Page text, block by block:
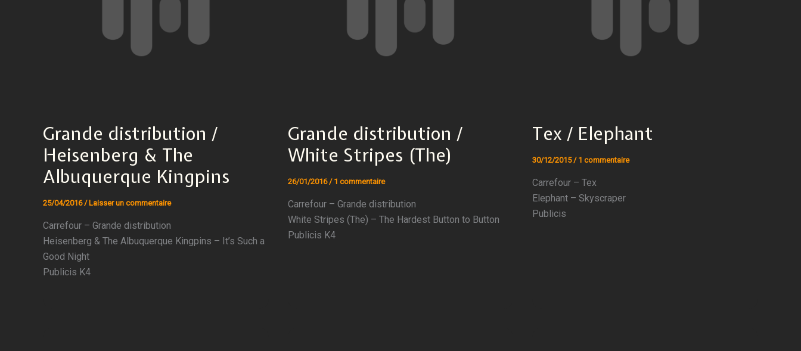
Grande distribution /
Heisenberg & The
Albuquerque Kingpins
25/04/2016/ Laisser un commentaire
Carrefour – Grande distribution
Heisenberg & The Albuquerque Kingpins – It’s Such a
Good Night
Publicis K4
Grande distribution /
White Stripes (The)
26/01/2016/ 1 commentaire
Carrefour – Grande distribution
White Stripes (The) – The Hardest Button to Button
Publicis K4
Tex / Elephant
30/12/2015/ 1 commentaire
Carrefour – Tex
Elephant – Skyscraper
Publicis